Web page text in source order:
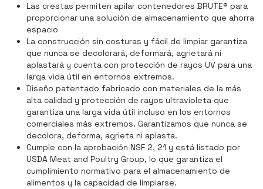
Las crestas permiten apilar contenedores BRUTE® para
proporcionar una solución de almacenamiento que ahorra
espacio
La construcción sin costuras y fácil de limpiar garantiza
que nunca se decolorará, deformará, agrietará ni
aplastará y cuenta con protección de rayos UV para una
larga vida útil en entornos extremos.
Diseño patentado fabricado con materiales de la más
alta calidad y protección de rayos ultravioleta que
garantiza una larga vida útil incluso en los entornos
comerciales más extremos. Garantizamos que nunca se
decolora, deforma, agrieta ni aplasta.
Cumple con la aprobación NSF 2, 21 y está listado por
USDA Meat and Poultry Group, lo que garantiza el
cumplimiento normativo para el almacenamiento de
alimentos y la capacidad de limpiarse.